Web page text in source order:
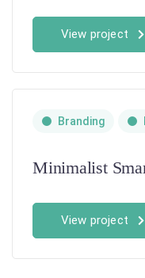
View project
Branding
Minimalist
View project